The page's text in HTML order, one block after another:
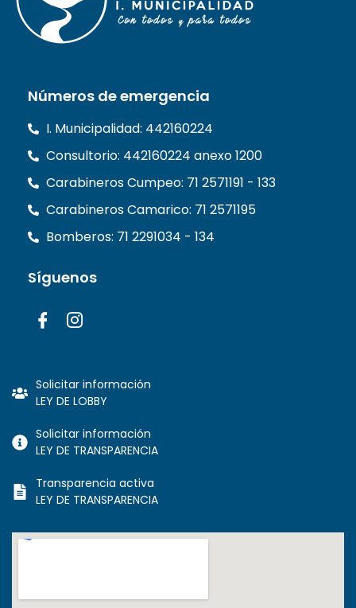
Números de emergencia
I. Municipalidad: 442160224
Consultorio: 442160224 anexo 1200
Carabineros Cumpeo: 71 2571191 - 133
Carabineros Camarico: 71 2571195
Bomberos: 71 2291034 - 134
Síguenos
Solicitar información
LEY DE LOBBY
Solicitar información
LEY DE TRANSPARENCIA
Transparencia activa
LEY DE TRANSPARENCIA